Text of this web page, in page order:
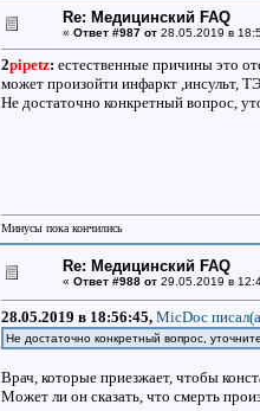
Re: Медицинский FAQ
« Ответ #987 от28.05.2019 в
2pipetz: естественные причины это
может произойти инфаркт ,инсульт,
Не достаточно конкретный вопрос,
Минусы пока кончились
Re: Медицинский FAQ
« Ответ #988 от29.05.2019 в
28.05.2019 в 18:56:45, MicDoc
Не достаточно конкретный вопрос,
Врач, которые приезжает, чтобы
Может ли он сказать, что смерть